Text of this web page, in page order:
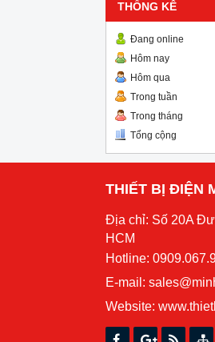
THỐNG KÊ
Đang online
Hôm nay
Hôm qua
Trong tuần
Trong tháng
Tổng cộng
THIẾT BỊ ĐIỆN
Địa chỉ: Số 20A
HCM
Hotline:
E-mail:
Website: